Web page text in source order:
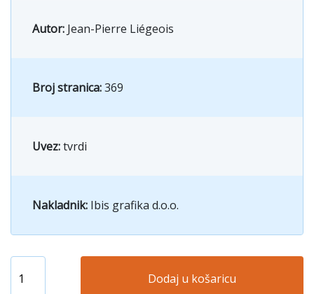
Autor: Jean-Pierre Liégeois
Broj stranica:369
Uvez:tvrdi
Nakladnik: Ibis grafika d.o.o.
Dodaj u košaricu